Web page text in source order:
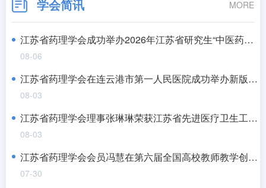
学会简讯 MORE
江苏省药理学会成功举办2026年江苏省研究生“中医药现代化高质量发展”暑期学校
08-06
江苏省药理学会在连云港市第一人民医院成功举办新版药物和医疗器械GCP及伦理审查培训班
08-03
江苏省药理学会理事张琳琳荣获江苏省先进医疗卫生工作者
08-03
江苏省药理学会会员冯慧在第六届全国高校教师教学创新大赛中斩获佳绩
07-30